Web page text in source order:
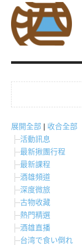
展開全部 | 收合全部
活動訊息
最新揪團行程
最新課程
酒雄頻道
深度微旅
古物收藏
熱門精選
酒雄直播
台湾で食い倒れ